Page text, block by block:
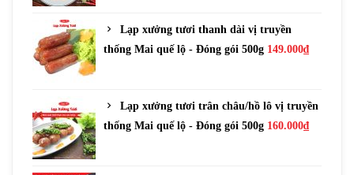
Lạp xưởng tươi thanh dài vị truyền
thống Mai quế lộ - Đóng gói 500g 149.000₫
Lạp xưởng tươi trân châu/hồ lô vị truyền
thống Mai quế lộ - Đóng gói 500g 160.000₫